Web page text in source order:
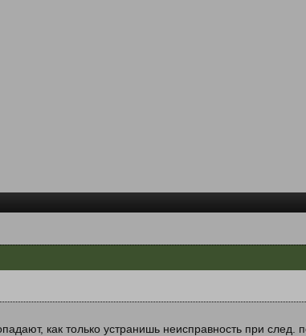
как только устранишь неисправность при след.